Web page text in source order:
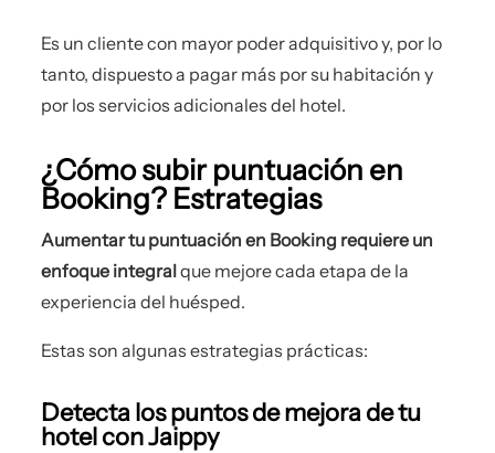
Es un cliente con mayor poder adquisitivo y, por lo
tanto, dispuesto a pagar más por su habitación y
por los servicios adicionales del hotel.
¿Cómo subir puntuación en
Booking? Estrategias
Aumentar tu puntuación en Booking requiere un
enfoque integralque mejore cada etapa de la
experiencia del huésped.
Estas son algunas estrategias prácticas:
Detecta los puntos de mejora de tu
hotel con Jaippy